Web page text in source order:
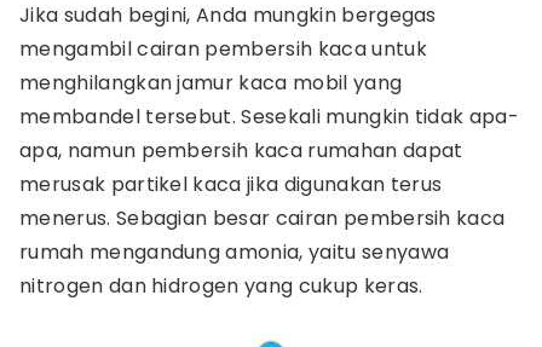
Jika sudah begini, Anda mungkin bergegas
mengambil cairan pembersih kaca untuk
menghilangkan jamur kaca mobil yang
membandel tersebut. Sesekali mungkin tidak apa-
apa, namun pembersih kaca rumahan dapat
merusak partikel kaca jika digunakan terus
menerus. Sebagian besar cairan pembersih kaca
rumah mengandung amonia, yaitu senyawa
nitrogen dan hidrogen yang cukup keras.